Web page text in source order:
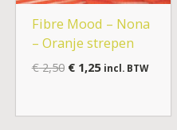
Fibre Mood – Nona
– Oranje strepen
€2,50 €1,25 incl. BTW